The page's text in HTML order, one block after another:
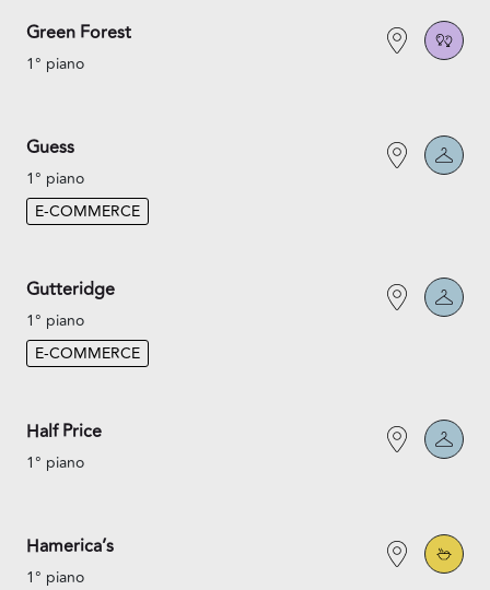
Green Forest
1° piano
Guess
1° piano
E-COMMERCE
Gutteridge
1° piano
E-COMMERCE
Half Price
1° piano
Hamerica’s
1° piano